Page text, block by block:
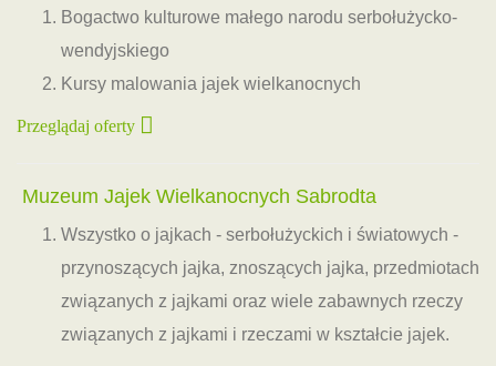
Bogactwo kulturowe małego narodu serbołużycko-
wendyjskiego
Kursy malowania jajek wielkanocnych
Przeglądaj oferty
Muzeum Jajek Wielkanocnych Sabrodta
Wszystko o jajkach - serbołużyckich i światowych -
przynoszących jajka, znoszących jajka, przedmiotach
związanych z jajkami oraz wiele zabawnych rzeczy
związanych z jajkami i rzeczami w kształcie jajek.